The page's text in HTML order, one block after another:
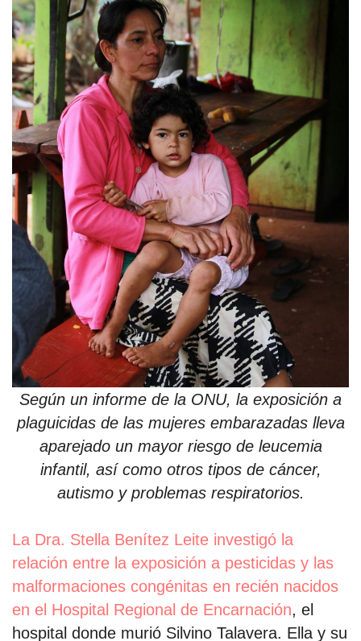
Según un informe de la ONU, la exposición a
plaguicidas de las mujeres embarazadas lleva
aparejado un mayor riesgo de leucemia
infantil, así como otros tipos de cáncer,
autismo y problemas respiratorios.
La Dra. Stella Benítez Leite investigó la
relación entre la exposición a pesticidas y las
malformaciones congénitas en recién nacidos
en el Hospital Regional de Encarnación, el
hospital donde murió Silvino Talavera. Ella y su